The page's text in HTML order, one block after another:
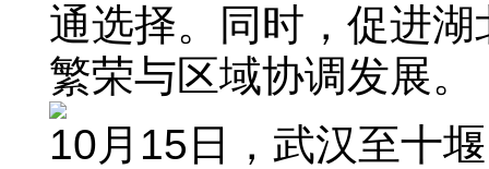
通选择。同时，促进
繁荣与区域协调发展。
10月15日，武汉至十